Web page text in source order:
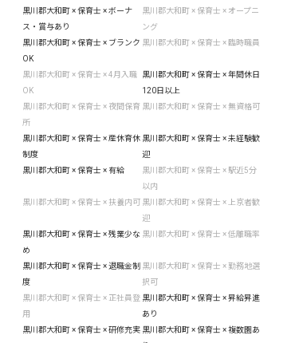
黒川郡大和町 × 保育士 × ボーナ
ス・賞与あり
黒川郡大和町 × 保育士 × オープニ
ング
黒川郡大和町 × 保育士 × ブランク
OK
黒川郡大和町 × 保育士 × 臨時職員
黒川郡大和町 × 保育士 × 4月入職
OK
黒川郡大和町 × 保育士 × 年間休日
120日以上
黒川郡大和町 × 保育士 × 夜間保育
所
黒川郡大和町 × 保育士 × 無資格可
黒川郡大和町 × 保育士 × 産休育休
制度
黒川郡大和町 × 保育士 × 未経験歓
迎
黒川郡大和町 × 保育士 × 有給
黒川郡大和町 × 保育士 × 駅近5分
以内
黒川郡大和町 × 保育士 × 扶養内可 黒川郡大和町 × 保育士 × 上京者歓
迎
黒川郡大和町 × 保育士 × 残業少な
め
黒川郡大和町 × 保育士 × 低離職率
黒川郡大和町 × 保育士 × 退職金制
度
黒川郡大和町 × 保育士 × 勤務地選
択可
黒川郡大和町 × 保育士 × 正社員登
用
黒川郡大和町 × 保育士 × 昇給昇進
あり
黒川郡大和町 × 保育士 × 研修充実 黒川郡大和町 × 保育士 × 複数園あ